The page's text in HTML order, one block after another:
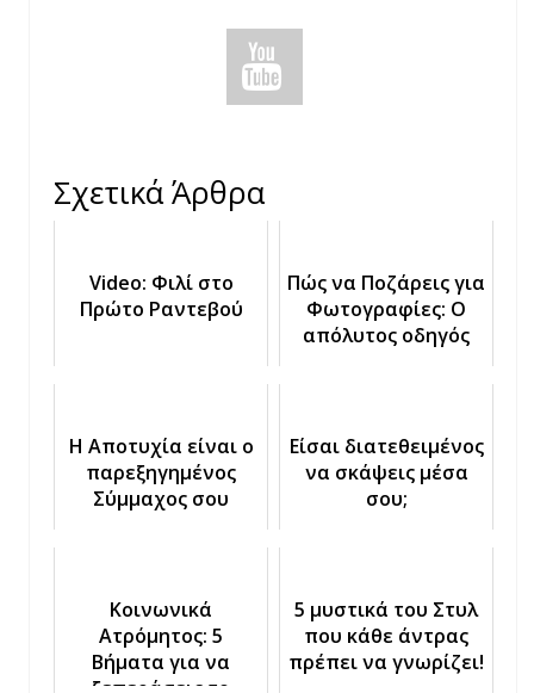
Σχετικά Άρθρα
Video: Φιλί στο
Πρώτο Ραντεβού
Πώς να Ποζάρεις για
Φωτογραφίες: Ο
απόλυτος οδηγός
Η Αποτυχία είναι o
παρεξηγημένος
Σύμμαχος σου
Είσαι διατεθειμένος
να σκάψεις μέσα
σου;
Κοινωνικά
Ατρόμητος: 5
Βήματα για να
5 μυστικά του Στυλ
που κάθε άντρας
πρέπει να γνωρίζει!